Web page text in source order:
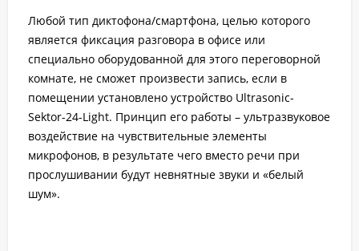
Любой тип диктофона/смартфона, целью которого
является фиксация разговора в офисе или
специально оборудованной для этого переговорной
комнате, не сможет произвести запись, если в
помещении установлено устройство Ultrasonic-
Sektor-24-Light. Принцип его работы – ультразвуковое
воздействие на чувствительные элементы
микрофонов, в результате чего вместо речи при
прослушивании будут невнятные звуки и «белый
шум».